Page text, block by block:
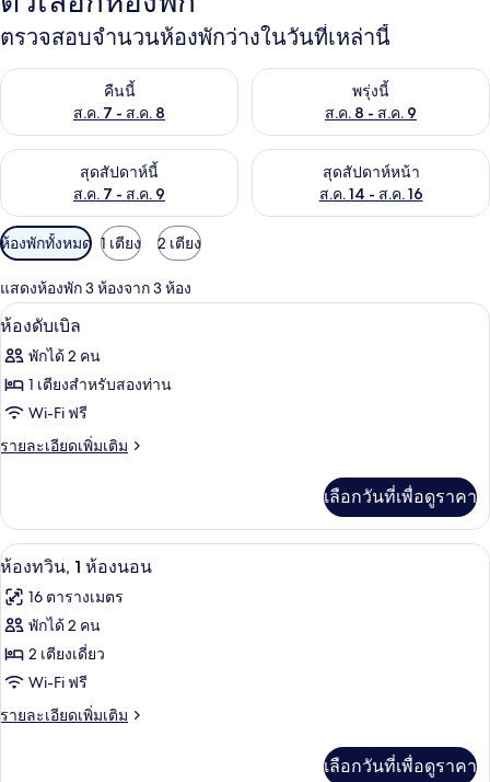
ตรวจสอบจำนวนห้องพักว่างในวันที่เหล่านี้
คืนนี้
ส.ค. 7 - ส.ค. 8
ตรวจสอบจำนวนห้องพักว่างในคืนนี้ ส.ค. 7 - ส.ค. 8พรุ่งนี้
ส.ค. 8 - ส.ค. 9
ตรวจสอบจำนวนห้องพักว่างใน
สุดสัปดาห์นี้
ส.ค. 7 - ส.ค. 9
ตรวจสอบจำนวนห้องพักว่างในสุดสัปดาห์นี้ ส.ค. 7 - ส.ค. 9
สุดสัปดาห์หน้า
ส.ค. 14 - ส.ค. 16
ตรวจสอบจำนวนห้องพักว่างใน
ตัว
กรอง
ที่
มี
ให้
สำหรับ
ห้อง
ห้องพักทั้งหมด 1 เตียง 2 เตียง
แสดงห้องพัก 3 ห้องจาก 3 ห้อง
เปิด
ภาพถ่าย
ทั้งหมด
ของ
ห้อง
ห้องดับเบิล | มินิบาร์, ตู้นิรภัยในห้องพัก,
5
ห้องดับเบิล
พักได้ 2 คน
1 เตียงสำหรับสองท่าน
Wi-Fi ฟรี
รายละเอียดเพิ่มเติม
ราย
เกี่ยว
กับ
ห้อง
เลือกวันที่เพื่อดูราคา
เปิด
ภาพถ่าย
ทั้งหมด
ของ
ห้อง
ทวิน,
ห้องทวิน, 1 ห้องนอน | มินิบาร์, ตู้นิรภัย
6
ห้องทวิน, 1 ห้องนอน
16 ตารางเมตร
พักได้ 2 คน
2 เตียงเดี่ยว
Wi-Fi ฟรี
รายละเอียดเพิ่มเติม
ราย
เลือกวันที่เพื่อดูราคา